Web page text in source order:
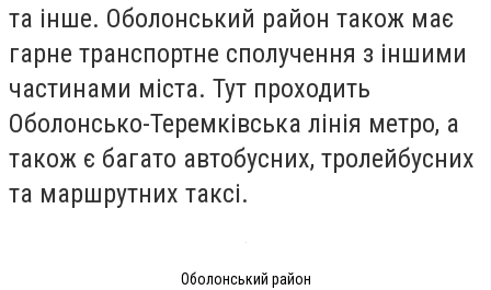
та інше. Оболонський район також має
гарне транспортне сполучення з іншими
частинами міста. Тут проходить
Оболонсько-Теремківська лінія метро, а
також є багато автобусних, тролейбусних
та маршрутних таксі.
Оболонський район